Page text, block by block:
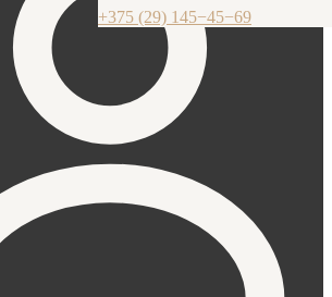
+375 (29) 145−45−69